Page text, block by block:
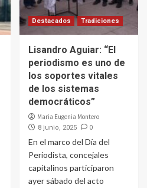
Destacados Tradiciones
Lisandro Aguiar: “El
periodismo es uno de
los soportes vitales
de los sistemas
democráticos”
Maria Eugenia Montero
8 junio, 2025 0
En el marco del Día del
Periodista, concejales
capitalinos participaron
ayer sábado del acto